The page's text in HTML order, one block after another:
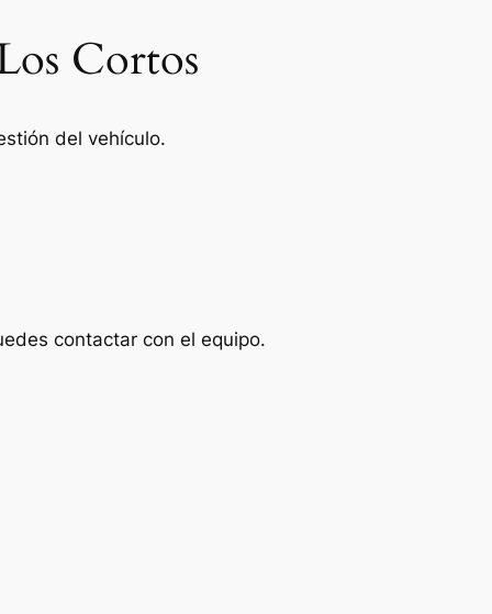
Cortos
del vehículo.
contactar con el equipo.